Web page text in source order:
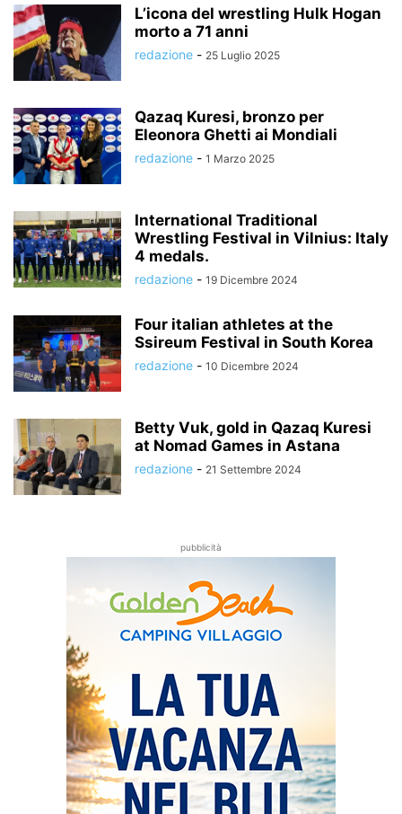
L’icona del wrestling Hulk Hogan
morto a 71 anni
redazione - 25 Luglio 2025
Qazaq Kuresi, bronzo per
Eleonora Ghetti ai Mondiali
redazione - 1 Marzo 2025
International Traditional
Wrestling Festival in Vilnius: Italy
4 medals.
redazione - 19 Dicembre 2024
Four italian athletes at the
Ssireum Festival in South Korea
redazione - 10 Dicembre 2024
Betty Vuk, gold in Qazaq Kuresi
at Nomad Games in Astana
redazione - 21 Settembre 2024
pubblicità